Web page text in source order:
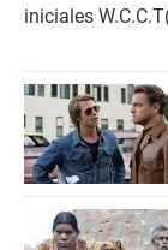
iniciales